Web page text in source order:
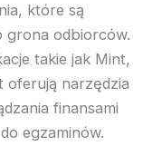
które są
grona odbiorców.
takie jak Mint,
oferują narzędzia
finansami
egzaminów.